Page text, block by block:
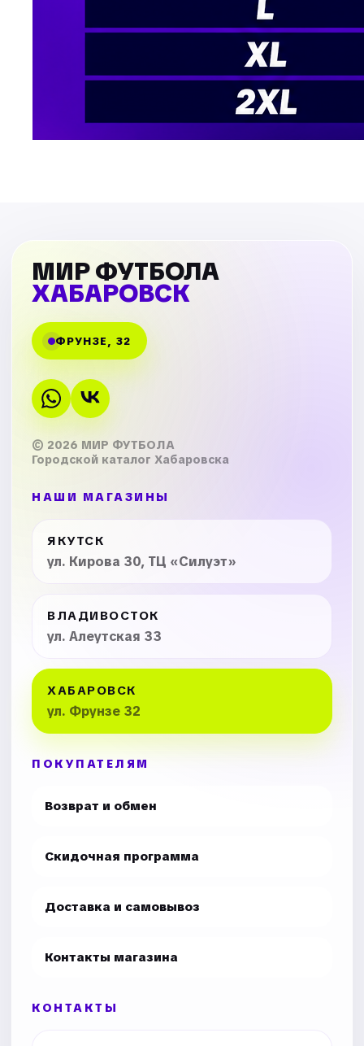
МИР ФУТБОЛА
ХАБАРОВСК
ФРУНЗЕ, 32
© 2026 МИР ФУТБОЛА
Городской каталог Хабаровска
НАШИ МАГАЗИНЫ
ЯКУТСК
ул. Кирова 30, ТЦ «Силуэт»
ВЛАДИВОСТОК
ул. Алеутская 33
ХАБАРОВСК
ул. Фрунзе 32
ПОКУПАТЕЛЯМ
Возврат и обмен
Скидочная программа
Доставка и самовывоз
Контакты магазина
КОНТАКТЫ